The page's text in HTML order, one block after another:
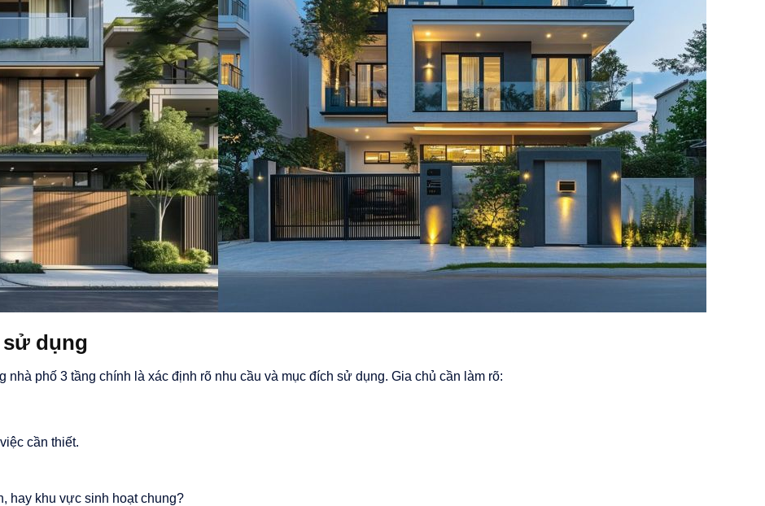
sử dụng
phố 3 tầng chính là xác định rõ nhu cầu và mục đích sử dụng. Gia chủ cần làm rõ:
cần thiết.
hay khu vực sinh hoạt chung?